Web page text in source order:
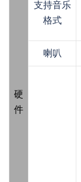
硬
件
支持音乐
格式
喇叭